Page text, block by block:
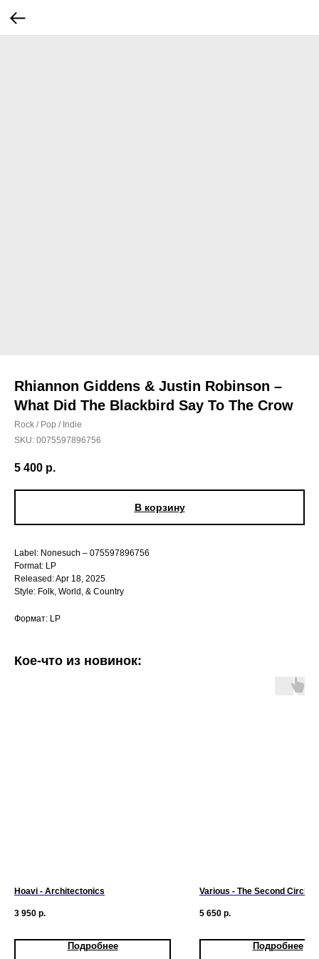
Rhiannon Giddens & Justin Robinson –
What Did The Blackbird Say To The Crow
Rock / Pop / Indie
SKU: 0075597896756
5 400 р.
В корзину
Label: Nonesuch – 075597896756
Format: LP
Released: Apr 18, 2025
Style: Folk, World, & Country
Формат: LP
Кое-что из новинок:
Hoavi - Architectonics
3 950 р.
Подробнее
Various - The Second Circle
5 650 р.
Подробнее